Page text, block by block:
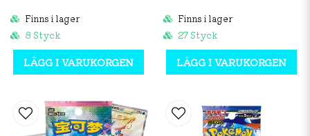
Finns i lager
8 Styck
LÄGG I VARUKORGEN
Finns i lager
27 Styck
LÄGG I VARUKORGEN